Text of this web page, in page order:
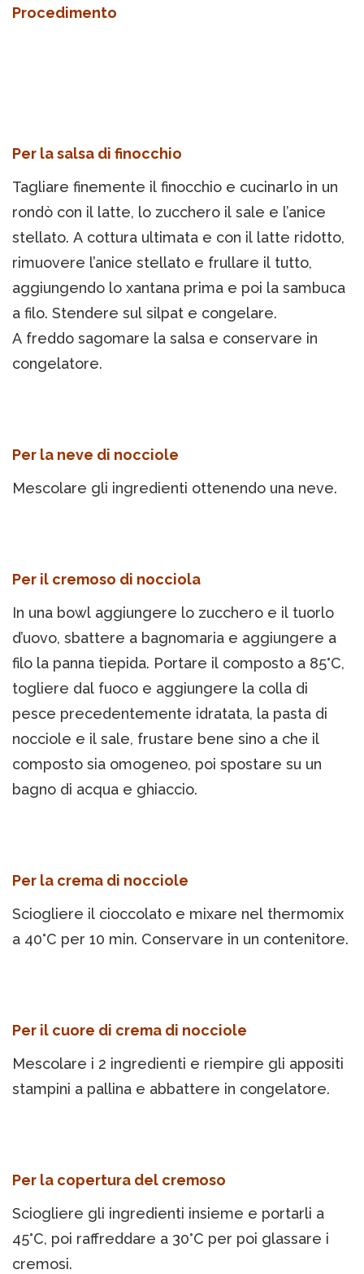
Procedimento
Per la salsa di finocchio
Tagliare finemente il finocchio e cucinarlo in un
rondò con il latte, lo zucchero il sale e l’anice
stellato. A cottura ultimata e con il latte ridotto,
rimuovere l’anice stellato e frullare il tutto,
aggiungendo lo xantana prima e poi la sambuca
a filo. Stendere sul silpat e congelare.
A freddo sagomare la salsa e conservare in
congelatore.
Per la neve di nocciole
Mescolare gli ingredienti ottenendo una neve.
Per il cremoso di nocciola
In una bowl aggiungere lo zucchero e il tuorlo
d’uovo, sbattere a bagnomaria e aggiungere a
filo la panna tiepida. Portare il composto a 85°C,
togliere dal fuoco e aggiungere la colla di
pesce precedentemente idratata, la pasta di
nocciole e il sale, frustare bene sino a che il
composto sia omogeneo, poi spostare su un
bagno di acqua e ghiaccio.
Per la crema di nocciole
Sciogliere il cioccolato e mixare nel thermomix
a 40°C per 10 min. Conservare in un contenitore.
Per il cuore di crema di nocciole
Mescolare i 2 ingredienti e riempire gli appositi
stampini a pallina e abbattere in congelatore.
Per la copertura del cremoso
Sciogliere gli ingredienti insieme e portarli a
45°C, poi raffreddare a 30°C per poi glassare i
cremosi.